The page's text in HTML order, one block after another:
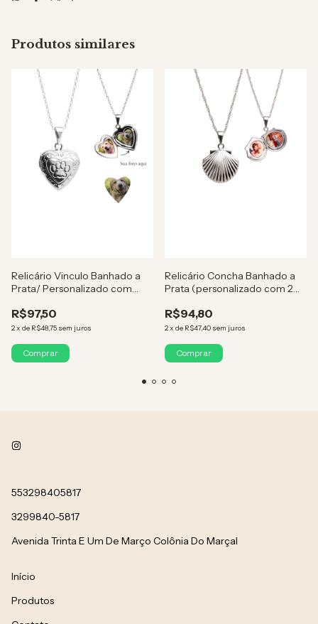
Produtos similares
Relicário Vinculo Banhado a
Prata/ Personalizado com
R$97,50
2x de R$48,75 sem juros
Relicário Concha Banhado a
Prata (personalizado com 2
R$94,80
2x de R$47,40 sem juros
553298405817
3299840-5817
Avenida Trinta E Um De Março Colônia Do Marçal
Início
Produtos